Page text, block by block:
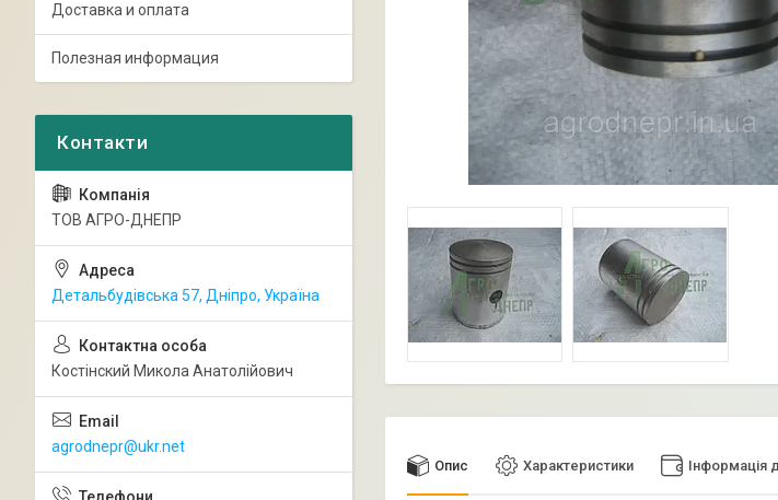
Опис Характеристики Інформація
Доставка и оплата
Полезная информация
ТОВ АГРО-ДНЕПР
Детальбудівська 57, Дніпро, Україна
Костінский Микола Анатолійович
agrodnepr@ukr.net